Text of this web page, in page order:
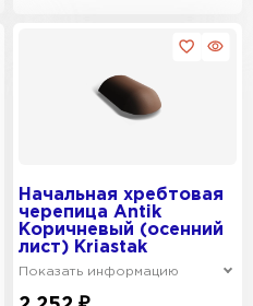
Начальная хребтовая
черепица Antik
Коричневый (осенний
лист) Kriastak
Показать информацию